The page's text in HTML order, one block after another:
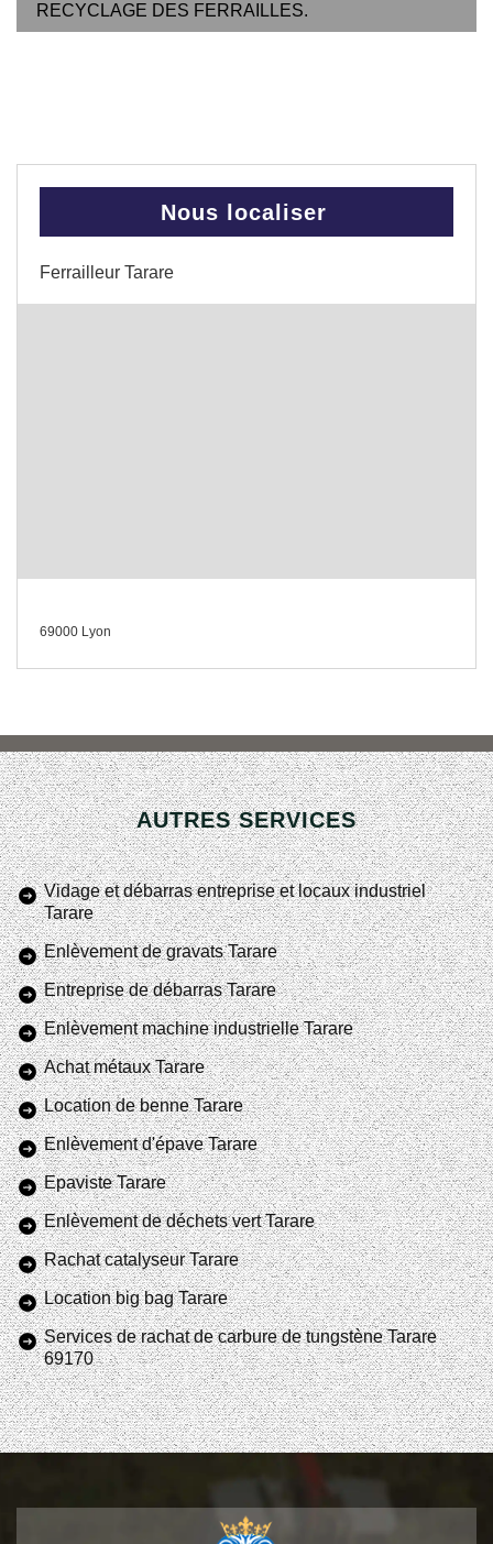
RECYCLAGE DES FERRAILLES.
Nous localiser
Ferrailleur Tarare
69000 Lyon
AUTRES SERVICES
Vidage et débarras entreprise et locaux industriel
Tarare
Enlèvement de gravats Tarare
Entreprise de débarras Tarare
Enlèvement machine industrielle Tarare
Achat métaux Tarare
Location de benne Tarare
Enlèvement d'épave Tarare
Epaviste Tarare
Enlèvement de déchets vert Tarare
Rachat catalyseur Tarare
Location big bag Tarare
Services de rachat de carbure de tungstène Tarare
69170